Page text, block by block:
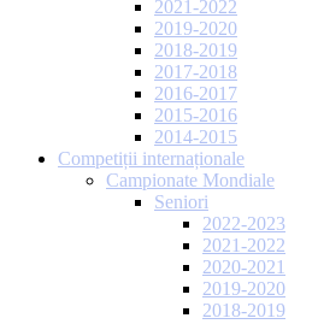
2021-2022
2019-2020
2018-2019
2017-2018
2016-2017
2015-2016
2014-2015
Competiții internaționale
Campionate Mondiale
Seniori
2022-2023
2021-2022
2020-2021
2019-2020
2018-2019